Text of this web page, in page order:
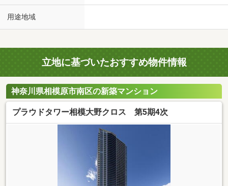
用途地域
立地に基づいたおすすめ物件情報
神奈川県相模原市南区の新築マンション
プラウドタワー相模大野クロス 第5期4次